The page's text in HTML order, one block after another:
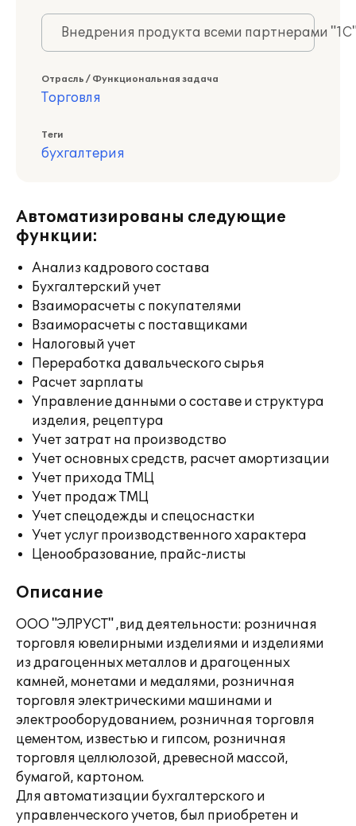
Внедрения продукта всеми партнерами
Отрасль / Функциональная задача
Торговля
Теги
бухгалтерия
Автоматизированы следующие
функции:
Анализ кадрового состава
Бухгалтерский учет
Взаиморасчеты с покупателями
Взаиморасчеты с поставщиками
Налоговый учет
Переработка давальческого сырья
Расчет зарплаты
Управление данными о составе и структура
изделия, рецептура
Учет затрат на производство
Учет основных средств, расчет амортизации
Учет прихода ТМЦ
Учет продаж ТМЦ
Учет спецодежды и спецоснастки
Учет услуг производственного характера
Ценообразование, прайс-листы
Описание
ООО "ЭЛРУСТ" ,вид деятельности: розничная
торговля ювелирными изделиями и изделиями
из драгоценных металлов и драгоценных
камней, монетами и медалями, розничная
торговля электрическими машинами и
электрооборудованием, розничная торговля
цементом, известью и гипсом, розничная
торговля целлюлозой, древесной массой,
бумагой, картоном.
Для автоматизации бухгалтерского и
управленческого учетов, был приобретен и